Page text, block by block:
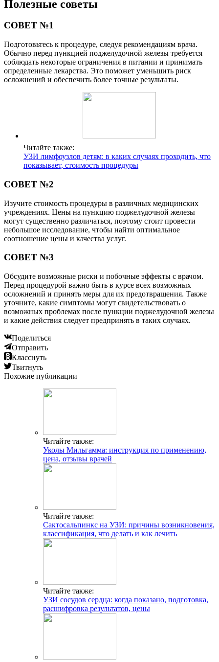
Полезные советы
СОВЕТ №1
Подготовьтесь к процедуре, следуя рекомендациям врача.
Обычно перед пункцией поджелудочной железы требуется
соблюдать некоторые ограничения в питании и принимать
определенные лекарства. Это поможет уменьшить риск
осложнений и обеспечить более точные результаты.
Читайте также:
УЗИ лимфоузлов детям: в каких случаях проходить, что
показывает, стоимость процедуры
СОВЕТ №2
Изучите стоимость процедуры в различных медицинских
учреждениях. Цены на пункцию поджелудочной железы
могут существенно различаться, поэтому стоит провести
небольшое исследование, чтобы найти оптимальное
соотношение цены и качества услуг.
СОВЕТ №3
Обсудите возможные риски и побочные эффекты с врачом.
Перед процедурой важно быть в курсе всех возможных
осложнений и принять меры для их предотвращения. Также
уточните, какие симптомы могут свидетельствовать о
возможных проблемах после пункции поджелудочной железы
и какие действия следует предпринять в таких случаях.
Поделиться
Отправить
Класснуть
Твитнуть
Похожие публикации
Читайте также:
Уколы Мильгамма: инструкция по применению,
цена, отзывы врачей
Читайте также:
Сактосальпинкс на УЗИ: причины возникновения,
классификация, что делать и как лечить
Читайте также:
УЗИ сосудов сердца: когда показано, подготовка,
расшифровка результатов, цены